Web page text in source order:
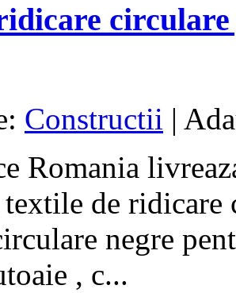
Constructii |
Romania
de
negre
, c...